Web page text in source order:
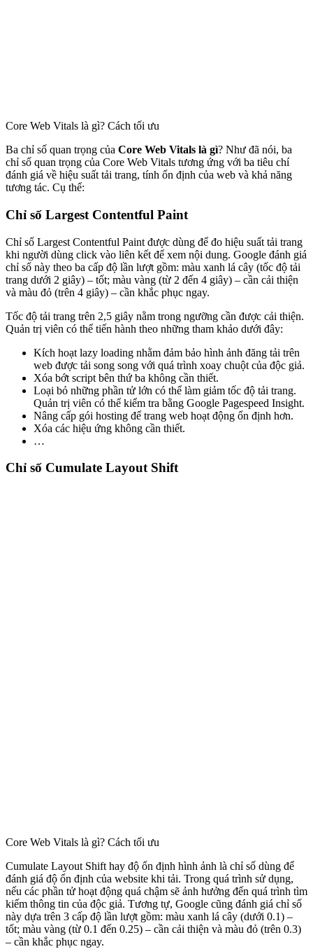
Core Web Vitals là gì? Cách tối ưu
Ba chỉ số quan trọng của Core Web Vitals là gì? Như đã nói, ba
chỉ số quan trọng của Core Web Vitals tương ứng với ba tiêu chí
đánh giá về hiệu suất tải trang, tính ổn định của web và khả năng
tương tác. Cụ thể:
Chỉ số Largest Contentful Paint
Chỉ số Largest Contentful Paint được dùng để đo hiệu suất tải trang
khi người dùng click vào liên kết để xem nội dung. Google đánh giá
chỉ số này theo ba cấp độ lần lượt gồm: màu xanh lá cây (tốc độ tải
trang dưới 2 giây) – tốt; màu vàng (từ 2 đến 4 giây) – cần cải thiện
và màu đỏ (trên 4 giây) – cần khắc phục ngay.
Tốc độ tải trang trên 2,5 giây nằm trong ngưỡng cần được cải thiện.
Quản trị viên có thể tiến hành theo những tham khảo dưới đây:
Kích hoạt lazy loading nhằm đảm bảo hình ảnh đăng tải trên
web được tải song song với quá trình xoay chuột của độc giả.
Xóa bớt script bên thứ ba không cần thiết.
Loại bỏ những phần tử lớn có thể làm giảm tốc độ tải trang.
Quản trị viên có thể kiểm tra bằng Google Pagespeed Insight.
Nâng cấp gói hosting để trang web hoạt động ổn định hơn.
Xóa các hiệu ứng không cần thiết.
…
Chỉ số Cumulate Layout Shift
Core Web Vitals là gì? Cách tối ưu
Cumulate Layout Shift hay độ ổn định hình ảnh là chỉ số dùng để
đánh giá độ ổn định của website khi tải. Trong quá trình sử dụng,
nếu các phần tử hoạt động quá chậm sẽ ảnh hưởng đến quá trình tìm
kiếm thông tin của độc giả. Tương tự, Google cũng đánh giá chỉ số
này dựa trên 3 cấp độ lần lượt gồm: màu xanh lá cây (dưới 0.1) –
tốt; màu vàng (từ 0.1 đến 0.25) – cần cải thiện và màu đỏ (trên 0.3)
– cần khắc phục ngay.